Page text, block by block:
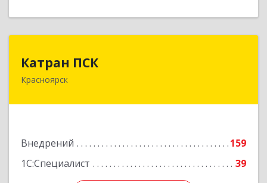
Катран ПСК
Красноярск
Внедрений
159
1С:Специалист
39
660022, Красноярский край, Красноярск г,